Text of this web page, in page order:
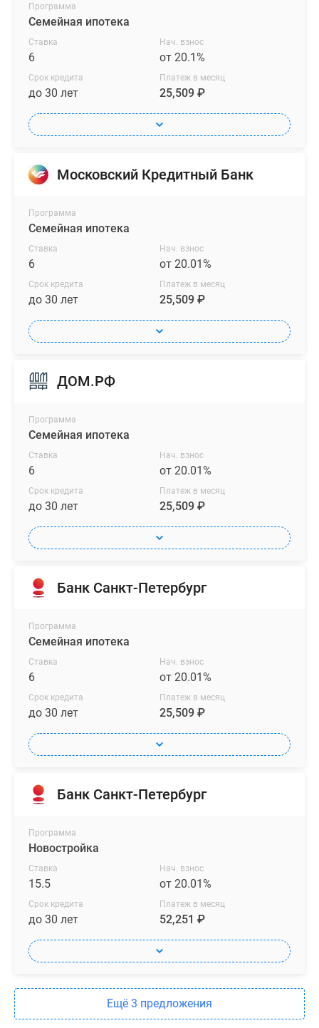
Программа
Семейная ипотека
Ставка
6
Нач. взнос
от 20.1%
Срок кредита
до 30 лет
Платеж в месяц
25,509 ₽
Московский Кредитный Банк
Программа
Семейная ипотека
Ставка
6
Нач. взнос
от 20.01%
Срок кредита
до 30 лет
Платеж в месяц
25,509 ₽
ДОМ.РФ
Программа
Семейная ипотека
Ставка
6
Нач. взнос
от 20.01%
Срок кредита
до 30 лет
Платеж в месяц
25,509 ₽
Банк Санкт-Петербург
Программа
Семейная ипотека
Ставка
6
Нач. взнос
от 20.01%
Срок кредита
до 30 лет
Платеж в месяц
25,509 ₽
Банк Санкт-Петербург
Программа
Новостройка
Ставка
15.5
Нач. взнос
от 20.01%
Срок кредита
до 30 лет
Платеж в месяц
52,251 ₽
Ещё 3 предложения